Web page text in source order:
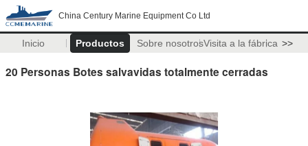
China Century Marine Equipment Co Ltd
Inicio Productos Sobre nosotrosVisita a la fábrica >>
20 Personas Botes salvavidas totalmente cerradas